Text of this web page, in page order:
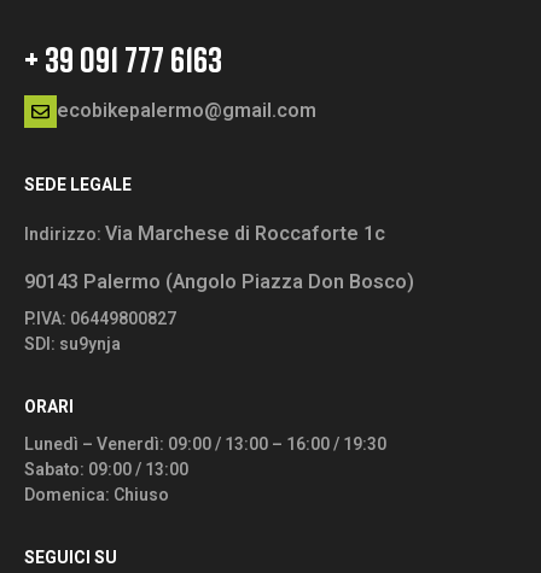
+ 39 091 777 6163
ecobikepalermo@gmail.com
SEDE LEGALE
Indirizzo:Via Marchese di Roccaforte 1c
90143 Palermo (Angolo Piazza Don Bosco)
P.IVA: 06449800827
SDI: su9ynja
ORARI
Lunedì – Venerdì: 09:00 / 13:00 – 16:00 / 19:30
Sabato: 09:00 / 13:00
Domenica: Chiuso
SEGUICI SU